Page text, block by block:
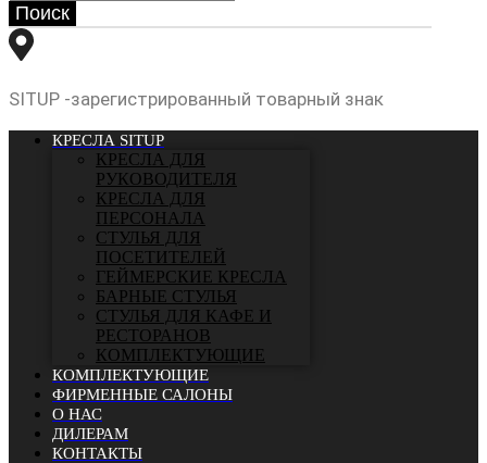
Поиск
SITUP -зарегистрированный товарный знак
КРЕСЛА SITUP
КРЕСЛА ДЛЯ
РУКОВОДИТЕЛЯ
КРЕСЛА ДЛЯ
ПЕРСОНАЛА
СТУЛЬЯ ДЛЯ
ПОСЕТИТЕЛЕЙ
ГЕЙМЕРСКИЕ КРЕСЛА
БАРНЫЕ СТУЛЬЯ
CТУЛЬЯ ДЛЯ КАФЕ И
РЕСТОРАНОВ
КОМПЛЕКТУЮЩИЕ
КОМПЛЕКТУЮЩИЕ
ФИРМЕННЫЕ САЛОНЫ
О НАС
ДИЛЕРАМ
КОНТАКТЫ